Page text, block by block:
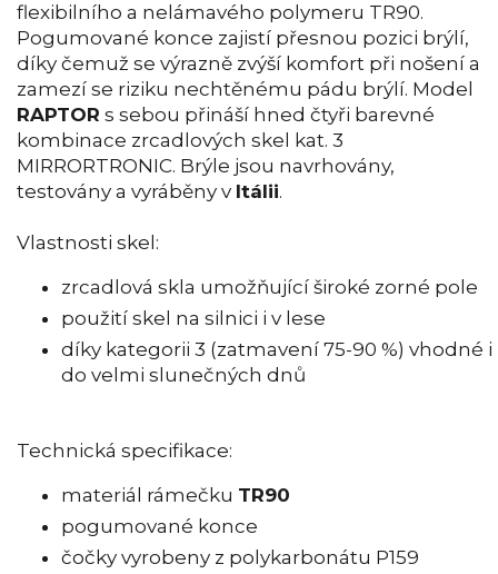
flexibilního a nelámavého polymeru TR90.
Pogumované konce zajistí přesnou pozici brýlí,
díky čemuž se výrazně zvýší komfort při nošení a
zamezí se riziku nechtěnému pádu brýlí. Model
RAPTOR s sebou přináší hned čtyři barevné
kombinace zrcadlových skel kat. 3
MIRRORTRONIC. Brýle jsou navrhovány,
testovány a vyráběny v Itálii.
Vlastnosti skel:
zrcadlová skla umožňující široké zorné pole
použití skel na silnici i v lese
díky kategorii 3 (zatmavení 75-90 %) vhodné i
do velmi slunečných dnů
Technická specifikace:
materiál rámečku TR90
pogumované konce
čočky vyrobeny z polykarbonátu P159